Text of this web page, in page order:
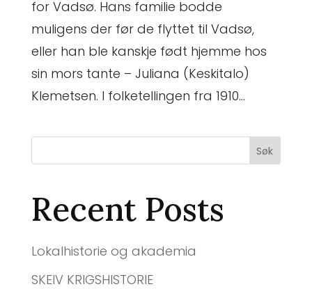
for Vadsø. Hans familie bodde
muligens der før de flyttet til Vadsø,
eller han ble kanskje født hjemme hos
sin mors tante – Juliana (Keskitalo)
Klemetsen. I folketellingen fra 1910...
Søk
Recent Posts
Lokalhistorie og akademia
SKEIV KRIGSHISTORIE